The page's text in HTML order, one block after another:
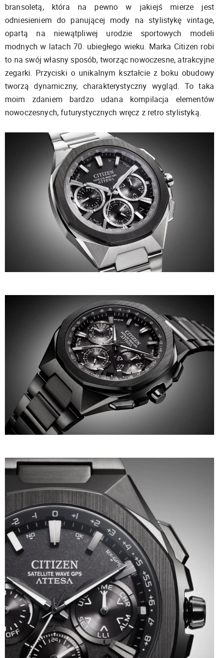
bransoletą, która na pewno w jakiejś mierze jest
odniesieniem do panującej mody na stylistykę vintage,
opartą na niewątpliwej urodzie sportowych modeli
modnych w latach 70. ubiegłego wieku. Marka Citizen robi
to na swój własny sposób, tworząc nowoczesne, atrakcyjne
zegarki. Przyciski o unikalnym kształcie z boku obudowy
tworzą dynamiczny, charakterystyczny wygląd. To taka
moim zdaniem bardzo udana kompilacja elementów
nowoczesnych, futurystycznych wręcz z retro stylistyką.